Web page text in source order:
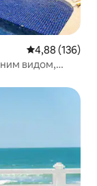
Середня
4,88 (136)
видом,